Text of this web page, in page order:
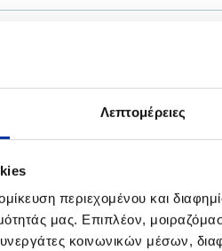
Λεπτομέρειες
περιεχομένου και
μας. Επιπλέον,
κοινωνικών μέσων,
Άσκησης Ετοιμότητας σε